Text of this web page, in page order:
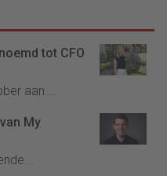
tot CFO
aan....
My